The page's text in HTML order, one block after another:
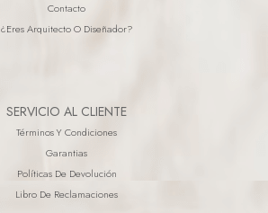
Contacto
¿eres Arquitecto O Diseñador?
SERVICIO AL CLIENTE
Términos Y Condiciones
Garantias
Políticas De Devolución
Libro De Reclamaciones